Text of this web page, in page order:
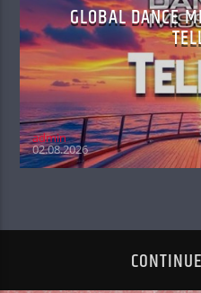
GLOBAL DANCE
admin
02.08.2026